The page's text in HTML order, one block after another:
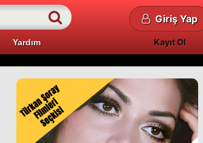
Yardım
Giriş Yap
Kayıt Ol